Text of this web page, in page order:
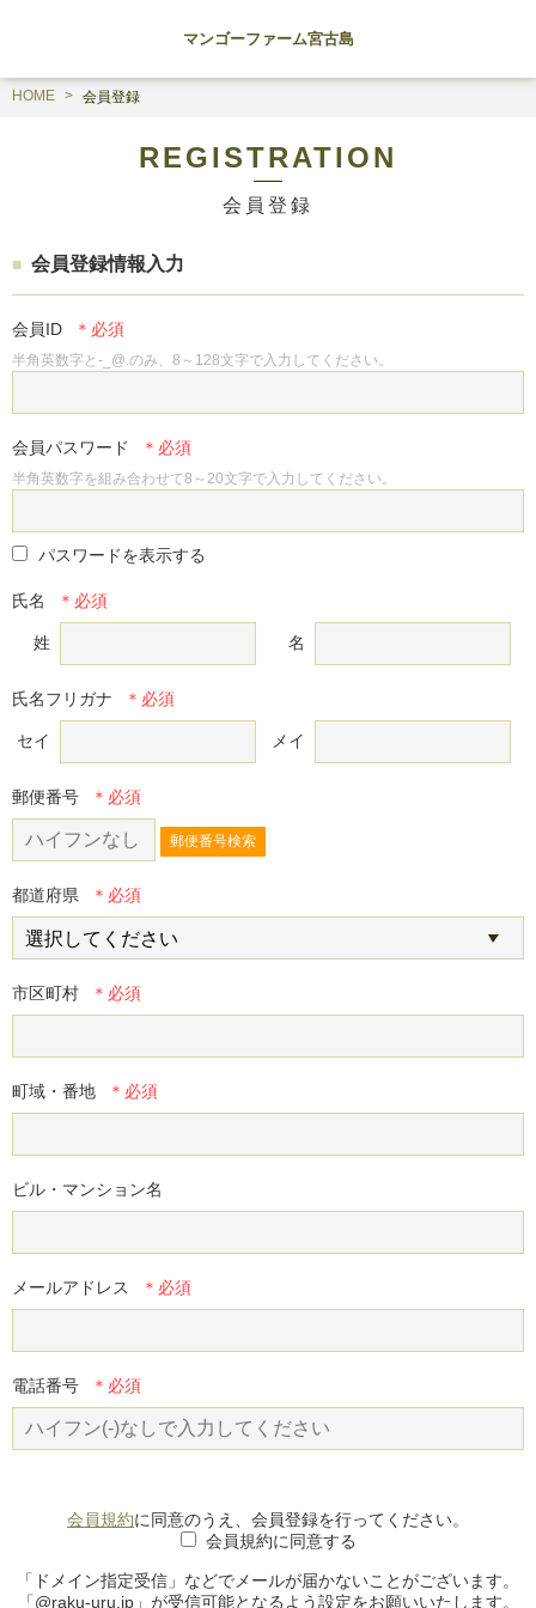
マンゴーファーム宮古島
HOME 会員登録
REGISTRATION
会員登録
会員登録情報入力
会員ID
半角英数字と-_@.のみ、8～128文字で入力してください。
会員パスワード
半角英数字を組み合わせて8～20文字で入力してください。
パスワードを表示する
氏名
姓 名
氏名フリガナ
セイ メイ
郵便番号
郵便番号検索
都道府県
市区町村
町域・番地
ビル・マンション名
メールアドレス
電話番号
会員規約に同意のうえ、会員登録を行ってください。
会員規約に同意する
「ドメイン指定受信」などでメールが届かないことがございます。
「@raku-uru.jp」が受信可能となるよう設定をお願いいたします。